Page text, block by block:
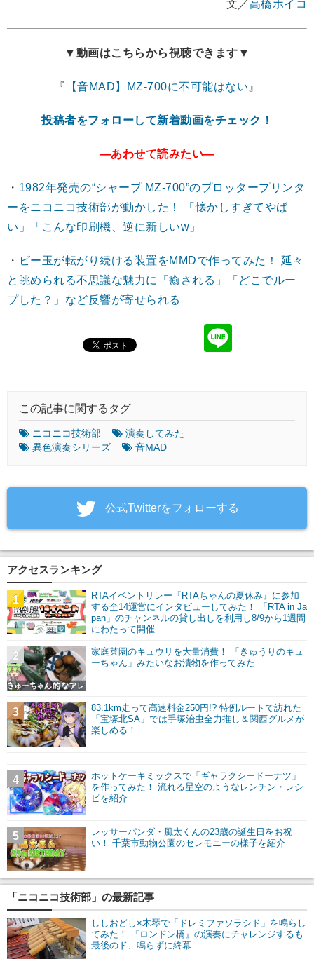
文／ 高橋ホイコ
▼動画はこちらから視聴できます▼
『 【音MAD】MZ-700に不可能はない 』
投稿者をフォローして新着動画をチェック！
―あわせて読みたい―
・ 1982年発売の“シャープ MZ-700”のプロッタープリンタ
ーをニコニコ技術部が動かした！ 「懐かしすぎてやば
い」「こんな印刷機、逆に新しいw」
・ ビー玉が転がり続ける装置をMMDで作ってみた！ 延々
と眺められる不思議な魅力に「癒される」「どこでルー
プした？」など反響が寄せられる
この記事に関するタグ
ニコニコ技術部
演奏してみた
異色演奏シリーズ
音MAD
‎公式Twitterをフォローする
アクセスランキング
RTAイベントリレー『RTAちゃんの夏休み』に参加
する全14運営にインタビューしてみた！ 「RTA in Ja
pan」のチャンネルの貸し出しを利用し8/9から1週間
にわたって開催
1
家庭菜園のキュウリを大量消費！ 「きゅうりのキュ
ーちゃん」みたいなお漬物を作ってみた
2
83.1km走って高速料金250円!? 特例ルートで訪れた
「宝塚北SA」では手塚治虫全力推し＆関西グルメが
楽しめる！
3
ホットケーキミックスで「ギャラクシードーナツ」
を作ってみた！ 流れる星空のようなレンチン・レシ
ピを紹介
4
レッサーパンダ・風太くんの23歳の誕生日をお祝
い！ 千葉市動物公園のセレモニーの様子を紹介
5
「ニコニコ技術部」の最新記事
ししおどし×木琴で「ドレミファソラシド」を鳴らし
てみた！ 『ロンドン橋』の演奏にチャレンジするも
最後のド、鳴らずに終幕